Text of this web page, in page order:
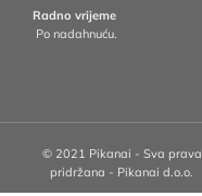
Radno vrijeme
Po nadahnuću.
© 2021 Pikanai - Sva prava
pridržana - Pikanai d.o.o.